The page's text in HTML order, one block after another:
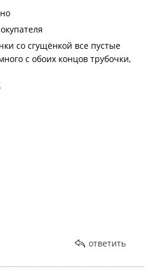
со сгущёнкой все пустые
с обоих концов трубочки,
ответить